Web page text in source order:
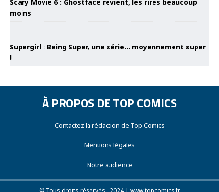
Scary Movie 6 : Ghostface revient, les rires beaucoup
moins
Supergirl : Being Super, une série… moyennement super
!
À PROPOS DE TOP COMICS
Contactez la rédaction de Top Comics
Mentions légales
Notre audience
© Tous droits réservés - 2024 | www.topcomics.fr